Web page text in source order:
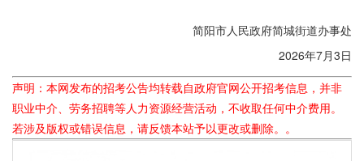
简阳市人民政府简城街道办事处
2026年7月3日
声明：本网发布的招考公告均转载自政府官网公开招考信息，并非
职业中介、劳务招聘等人力资源经营活动，不收取任何中介费用。
若涉及版权或错误信息，请反馈本站予以更改或删除。。